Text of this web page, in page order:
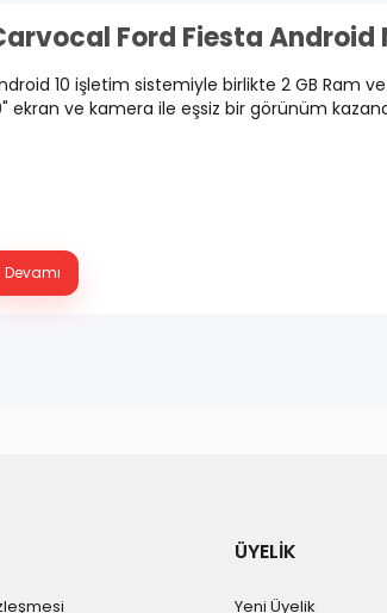
Ford Fiesta
10 işletim sistemiyle birlikte 2 GB Ram
ekran ve kamera ile eşsiz bir görünüm
Devamı
ÜYELİK
Yeni Üyelik